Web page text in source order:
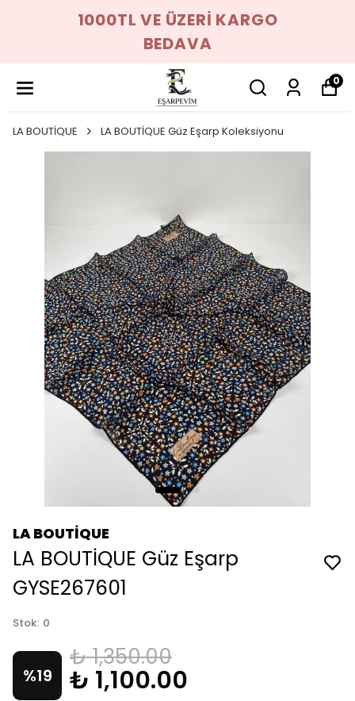
1000TL VE ÜZERİ KARGO
BEDAVA
0
LA BOUTİQUE LA BOUTİQUE Güz Eşarp Koleksiyonu
LA BOUTİQUE
LA BOUTİQUE Güz Eşarp
GYSE267601
Stok: 0
%19
₺ 1,350.00
₺ 1,100.00